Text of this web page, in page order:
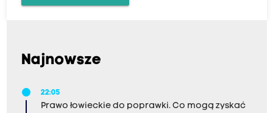
Najnowsze
22:05
Prawo łowieckie do poprawki. Co mogą zyskać